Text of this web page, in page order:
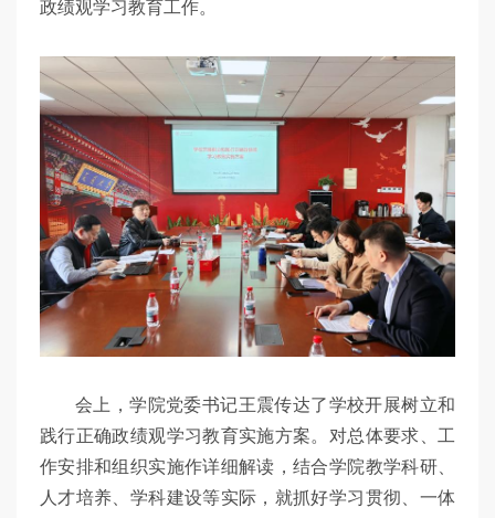
政绩观学习教育工作。
会上，学院党委书记王震传达了学校开展树立和
践行正确政绩观学习教育实施方案。对总体要求、工
作安排和组织实施作详细解读，结合学院教学科研、
人才培养、学科建设等实际，就抓好学习贯彻、一体